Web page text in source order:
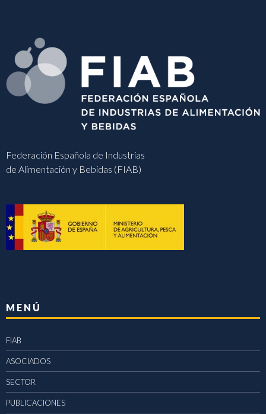
Federación Española de Industrias
de Alimentación y Bebidas (FIAB)
MENÚ
FIAB
ASOCIADOS
SECTOR
PUBLICACIONES